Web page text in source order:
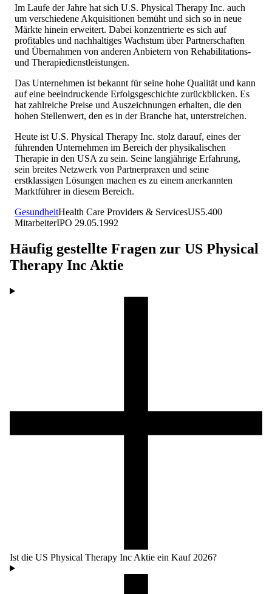
Im Laufe der Jahre hat sich U.S. Physical Therapy Inc. auch
um verschiedene Akquisitionen bemüht und sich so in neue
Märkte hinein erweitert. Dabei konzentrierte es sich auf
profitables und nachhaltiges Wachstum über Partnerschaften
und Übernahmen von anderen Anbietern von Rehabilitations-
und Therapiedienstleistungen.
Das Unternehmen ist bekannt für seine hohe Qualität und kann
auf eine beeindruckende Erfolgsgeschichte zurückblicken. Es
hat zahlreiche Preise und Auszeichnungen erhalten, die den
hohen Stellenwert, den es in der Branche hat, unterstreichen.
Heute ist U.S. Physical Therapy Inc. stolz darauf, eines der
führenden Unternehmen im Bereich der physikalischen
Therapie in den USA zu sein. Seine langjährige Erfahrung,
sein breites Netzwerk von Partnerpraxen und seine
erstklassigen Lösungen machen es zu einem anerkannten
Marktführer in diesem Bereich.
GesundheitHealth Care Providers & ServicesUS5.400
MitarbeiterIPO 29.05.1992
Häufig gestellte Fragen zur US Physical
Therapy Inc Aktie
Ist die US Physical Therapy Inc Aktie ein Kauf 2026?